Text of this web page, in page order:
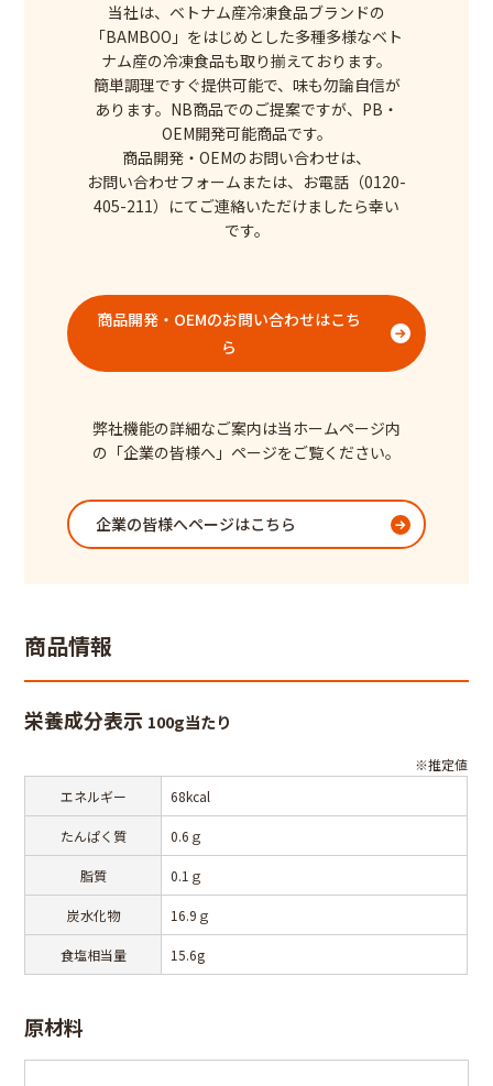
当社は、ベトナム産冷凍食品ブランドの
「BAMBOO」をはじめとした多種多様なベト
ナム産の冷凍食品も取り揃えております。
簡単調理ですぐ提供可能で、味も勿論自信が
あります。NB商品でのご提案ですが、PB・
OEM開発可能商品です。
商品開発・OEMのお問い合わせは、
お問い合わせフォームまたは、お電話（0120-
405-211）にてご連絡いただけましたら幸い
です。
商品開発・OEMのお問い合わせはこち
ら
弊社機能の詳細なご案内は当ホームページ内
の「企業の皆様へ」ページをご覧ください。
企業の皆様へページはこちら
商品情報
栄養成分表示 100g当たり
※推定値
エネルギー
68kcal
たんぱく質 0.6ｇ
脂質 0.1ｇ
炭水化物 16.9ｇ
食塩相当量 15.6g
原材料